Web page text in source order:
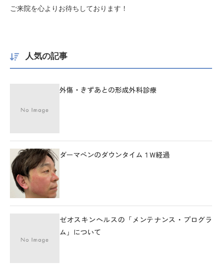
ご来院を心よりお待ちしております！
人気の記事
外傷・きずあとの形成外科診療
ダーマペンのダウンタイム１W経過
ゼオスキンヘルスの「メンテナンス・プログラ
ム」について